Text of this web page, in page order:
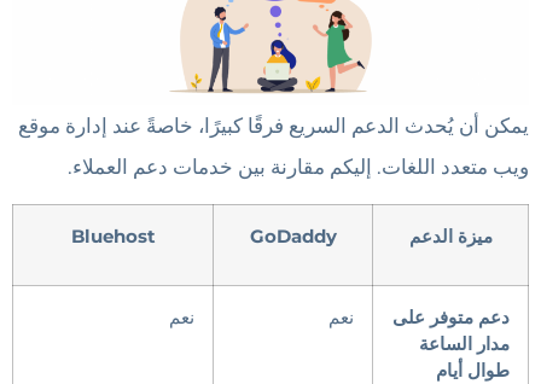
يمكن أن يُحدث الدعم السريع فرقًا كبيرًا، خاصةً عند إدارة موقع
ويب متعدد اللغات. إليكم مقارنة بين خدمات دعم العملاء.
ميزة الدعم GoDaddy
Bluehost
دعم متوفر على
مدار الساعة
طوال أيام
نعم نعم